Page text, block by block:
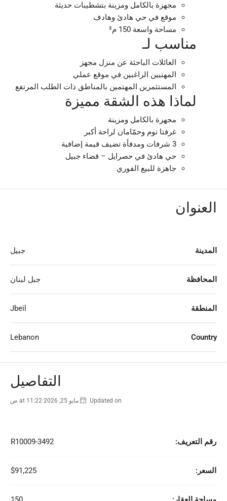
مجهزة بالكامل ومزينة بتشطيبات حديثة
موقع في حي هادئ وهادف
مساحة واسعة 150 م²
مناسب لـ
العائلات الباحثة عن منزل مجهز
المهنيين الراغبين في موقع عملي
المستثمرين المهتمين بالمناطق ذات الطلب المرتفع
لماذا هذه الشقة مميزة
مجهزة بالكامل ومزينة
غرفتا نوم وحمّامان لراحة أكبر
3 شرفات ومدفأة تضيف قيمة إضافية
حي هادئ في حصرايل – قضاء جبيل
جاهزة للبيع الفوري
العنوان
المدينة جبيل
المحافظة جبل لبنان
المنطقة Jbeil
Country
Lebanon
التفاصيل
Updated on مايو 25, 2026 at 11:22 ص
رقم التعريف: R10009-3492
السعر: $91,225